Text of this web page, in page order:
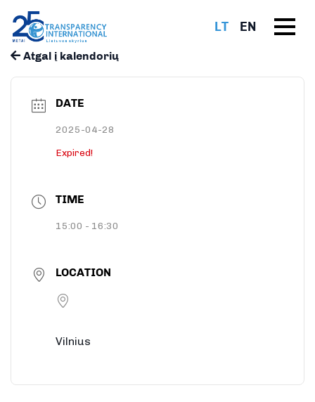
LT EN
Atgal į kalendorių
DATE
2025-04-28
Expired!
TIME
15:00 - 16:30
LOCATION
Vilnius